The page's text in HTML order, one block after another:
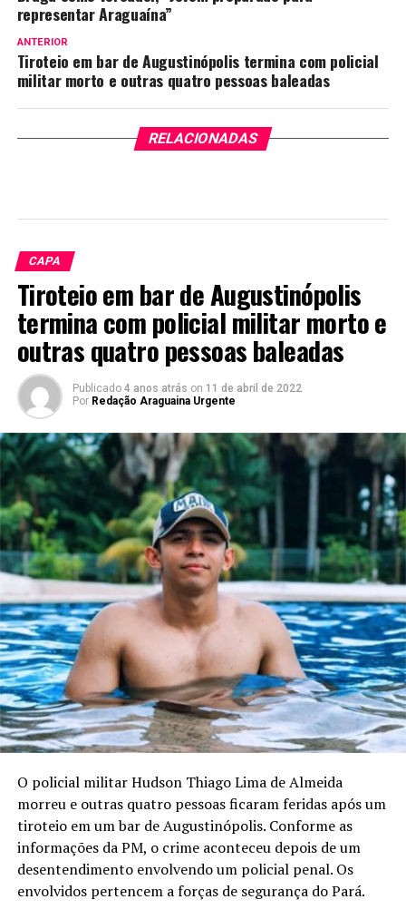
representar Araguaína”
ANTERIOR
Tiroteio em bar de Augustinópolis termina com policial
militar morto e outras quatro pessoas baleadas
RELACIONADAS
CAPA
Tiroteio em bar de Augustinópolis
termina com policial militar morto e
outras quatro pessoas baleadas
Publicado 4 anos atrás on 11 de abril de 2022
Por Redação Araguaina Urgente
O policial militar Hudson Thiago Lima de Almeida
morreu e outras quatro pessoas ficaram feridas após um
tiroteio em um bar de Augustinópolis. Conforme as
informações da PM, o crime aconteceu depois de um
desentendimento envolvendo um policial penal. Os
envolvidos pertencem a forças de segurança do Pará.